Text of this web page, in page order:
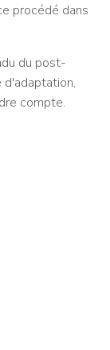
procédé dans
du post-
compte.